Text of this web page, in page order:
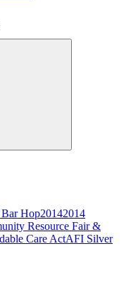
Hop20142014
Resource Fair &
Care ActAFI Silver